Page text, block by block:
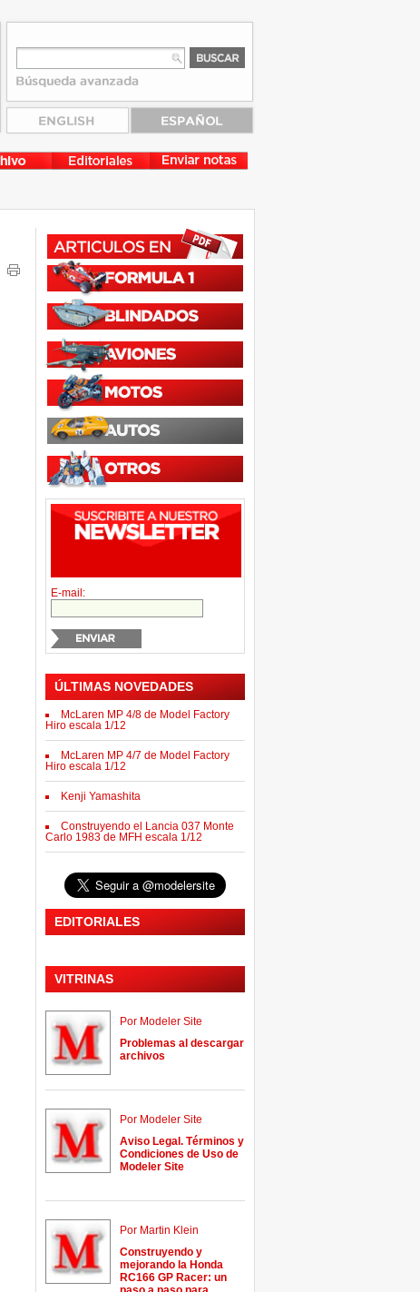
E-mail:
ÚLTIMAS NOVEDADES
McLaren MP 4/8 de Model Factory
Hiro escala 1/12
McLaren MP 4/7 de Model Factory
Hiro escala 1/12
Kenji Yamashita
Construyendo el Lancia 037 Monte
Carlo 1983 de MFH escala 1/12
EDITORIALES
VITRINAS
Por Modeler Site
Problemas al descargar
archivos
Por Modeler Site
Aviso Legal. Términos y
Condiciones de Uso de
Modeler Site
Por Martin Klein
Construyendo y
mejorando la Honda
RC166 GP Racer: un